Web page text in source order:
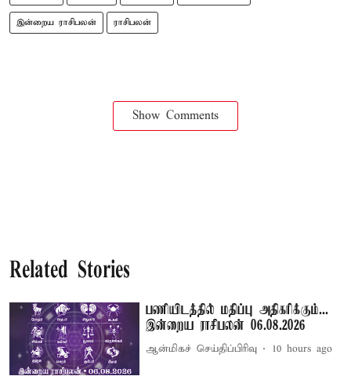
இன்றைய ராசிபலன் ராசிபலன்
Show Comments
Related Stories
பணியிடத்தில் மதிப்பு அதிகரிக்கும்...
இன்றைய ராசிபலன் 06.08.2026
ஆன்மிகச் செய்திப்பிரிவு 10 hours ago